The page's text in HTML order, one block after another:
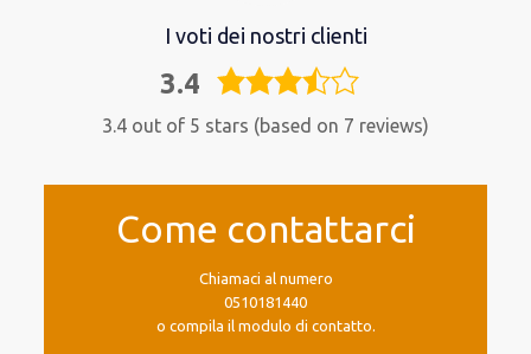
I voti dei nostri clienti
3.4
3,4
3.4 out of 5 stars (based on 7 reviews)
Come contattarci
Chiamaci al numero
0510181440
o compila il modulo di contatto.